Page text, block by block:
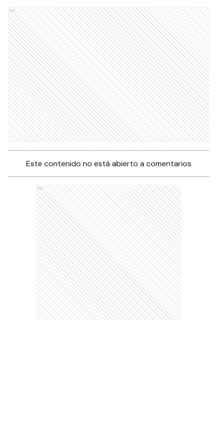
Ads
Este contenido no está abierto a comentarios
Ads